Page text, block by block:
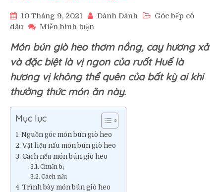
10 Tháng 9, 2021 Dành Dánh
Góc bếp cô
dâu
Miễn bình luận
nấu
bún
giò
heo
ngon
quyến
luyến
Món bún giò heo thơm nồng, cay hương xả
và đặc biệt là vị ngon của ruốt Huế là
hương vị không thể quên của bất kỳ ai khi
thưởng thức món ăn này.
Mục lục
Nguồn góc món bún giò heo
Vật liệu nấu món bún giò heo
Cách nếu món bún giò heo
Chuẩn bị
Cách nấu
Trình bày món bún giò heo